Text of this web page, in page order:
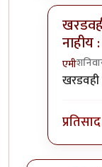
नाहीय :
एमी
In